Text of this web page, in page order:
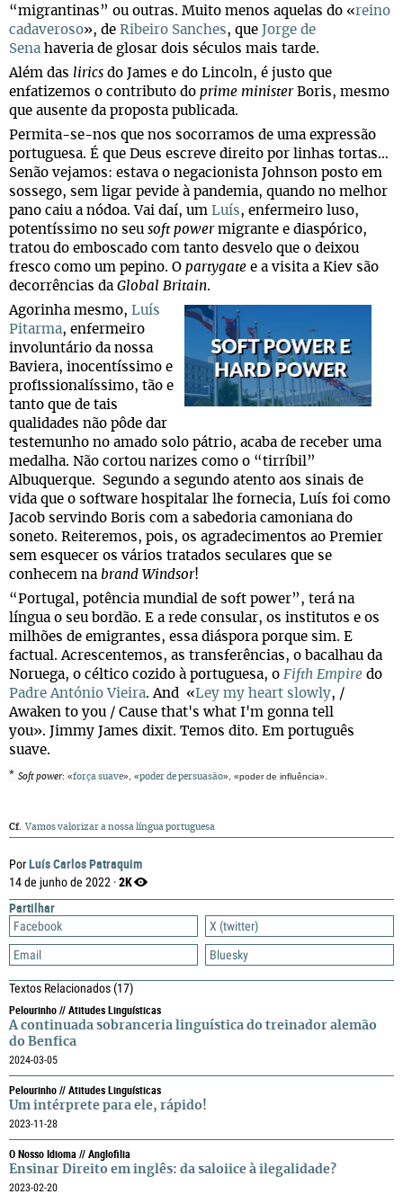
PorLuís Carlos Patraquim
14 de junho de 2022 ·2K
Partilhar
Facebook
X (twitter)
Email
Bluesky
Textos Relacionados(17)
Pelourinho // Atitudes Linguísticas
A continuada sobranceria linguística do treinador alemão
do Benfica
2024-03-05
Pelourinho // Atitudes Linguísticas
Um intérprete para ele, rápido!
2023-11-28
O Nosso Idioma // Anglofilia
Ensinar Direito em inglês: da saloiice à ilegalidade?
2023-02-20
“migrantinas” ou outras. Muito menos aquelas do «reino
cadaveroso», de Ribeiro Sanches, que Jorge de
Sena haveria de glosar dois séculos mais tarde.
Além das lirics do James e do Lincoln, é justo que
enfatizemos o contributo do prime ministerBoris, mesmo
que ausente da proposta publicada.
Permita-se-nos que nos socorramos de uma expressão
portuguesa. É que Deus escreve direito por linhas tortas…
Senão vejamos: estava o negacionista Johnson posto em
sossego, sem ligar pevide à pandemia, quando no melhor
pano caiu a nódoa. Vai daí, um Luís, enfermeiro luso,
potentíssimo no seu soft powermigrante e diaspórico,
tratou do emboscado com tanto desvelo que o deixou
fresco como um pepino. O partygate e a visita a Kiev são
decorrências da Global Britain.
Agorinha mesmo, Luís
Pitarma, enfermeiro
involuntário da nossa
Baviera, inocentíssimo e
profissionalíssimo, tão e
tanto que de tais
qualidades não pôde dar
testemunho no amado solo pátrio, acaba de receber uma
medalha. Não cortou narizes como o “tirríbil”
Albuquerque. Segundo a segundo atento aos sinais de
vida que o software hospitalar lhe fornecia, Luís foi como
Jacob servindo Boris com a sabedoria camoniana do
soneto. Reiteremos, pois, os agradecimentos ao Premier
sem esquecer os vários tratados seculares que se
conhecem na brand Windsor!
“Portugal, potência mundial de soft power”, terá na
língua o seu bordão. E a rede consular, os institutos e os
milhões de emigrantes, essa diáspora porque sim. E
factual. Acrescentemos, as transferências, o bacalhau da
Noruega, o céltico cozido à portuguesa, o Fifth Empire do
Padre António Vieira. And «Ley my heart slowly, /
Awaken to you / Cause that's what I'm gonna tell
you». Jimmy James dixit. Temos dito. Em português
suave.
* Soft power: «força suave», «poder de persuasão», «poder de influência».
Cf. Vamos valorizar a nossa língua portuguesa